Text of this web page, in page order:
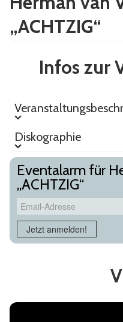
„ACHTZIG“
Infos zur
Diskographie
Eventalarm für
„ACHTZIG“
Email-Adresse
Jetzt anmelden!